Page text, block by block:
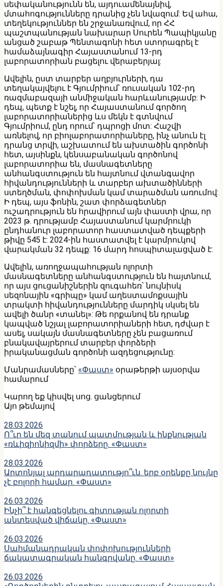
սեփականությունն են, այդուամենայնիվ,
մտահոգությունները դրանից չեն նվազում: Եվ ահա,
տեղեկություններ են շրջանառվում, որ ՀՀ
պաշտպանության նախարար Սուրեն Պապիկյանը
անցած շաբաթ Պենտագոնի հետ ստորագրել է
համաձայնագիր Հայաստանում 13-րդ
լաբորատորիան բացելու վերաբերյալ:
Ավելին, ըստ տարբեր աղբյուրների, դա
տեղակայվելու է Գյումրիում՝ ռուսական 102-րդ
ռազմաբազայի անմիջական հարևանությամբ: Ի
դեպ, պետք է նշել, որ Հայաստանում գործող
լաբորատորիաներից ևս մեկն է գտնվում
Գյումրիում, ընդ որում՝ դպրոցի մոտ: Հաշվի
առնելով, որ բիոլաբորատորիաները, ինչ անուն էլ
դրանց տրվի, աշխատում են ախտածին գործոնի
հետ, այսինքն, կենսաբանական գործոնով
լաբորատորիա են, մասնագետները
անհանգստություն են հայտնում վտանգավոր
հիվանդությունների և տարբեր ախտածինների
ստեղծման, փոփոխման կամ տարածման առումով:
Ի դեպ, այս ֆոնին, շատ փորձագետներ
ուշադրություն են հրավիրում այն փաստի վրա, որ
2023 թ. դրությամբ Հայաստանում կարմրուկի
ընդհանուր լաբորատոր հաստատված դեպքերի
թիվը 545 է: 2024-ին հաստատվել է կարմրուկով
վարակման 32 դեպք: 16 մարդ հոսպիտալացված է:
Ավելին, առողջապահության ոլորտի
մասնագետները անհանգստություն են հայտնում,
որ այս ցուցանիշներին զուգահեռ՝ նույնիսկ
սեզոնային «գրիպը» կամ աղեստամոքսային
տրակտի հիվանդությունները մարդիկ սկսել են
ավելի ծանր «տանել»: Թե որքանով են դրանք
կապված նշյալ լաբորատորիաների հետ, դժվար է
ասել, սակայն մասնագետները չեն բացառում
բնակավայրերում տարբեր փորձերի
իրականացման գործոնի ազդեցությունը:
Մանրամասները՝ «Փաստ» օրաթերթի այսօրվա
համարում
Կարող եք կիսվել սոց․ ցանցերում
Այո թեմայով
28.03.2026
Ո՞ւր են մեզ տանում պատմության և ինքնության
«ռևիզիոնիզմի» փորձերը. «Փաստ»
28.03.2026
Արտոնյալ արդարադատությո՞ւն. երբ օրենքը նույնը
չէ բոլորի համար. «Փաստ»
26.03.2026
Ինչի՞ է հանգեցնելու գիտության ոլորտի
անտեսված վիճակը. «Փաստ»
26.03.2026
Սահմանադրական փոփոխությունների
ճակատագրական հանգրվանը. «Փաստ»
26.03.2026